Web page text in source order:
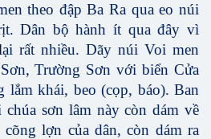
theo đập Ba Ra qua eo núi
Dân bộ hành ít qua đây vì
rất nhiều. Dãy núi Voi men
Trường Sơn với biển Cửa
lắm khái, beo (cọp, báo). Ban
sơn lâm này còn dám về
lợn của dân, còn dám ra